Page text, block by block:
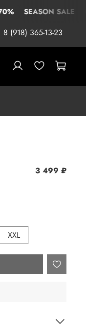
SEASON SALE
8 (918) 365-13-23
3 499 ₽
XXL